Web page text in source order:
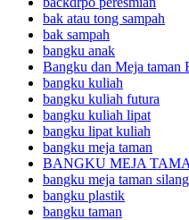
bak atau tong sampah
bak sampah
bangku anak
Bangku dan Meja taman
bangku kuliah
bangku kuliah futura
bangku kuliah lipat
bangku lipat kuliah
bangku meja taman
BANGKU MEJA
bangku meja taman silang
bangku plastik
bangku taman